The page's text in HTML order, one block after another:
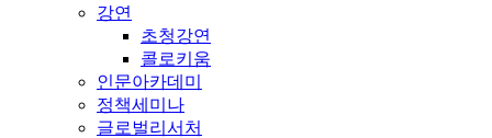
강연
초청강연
콜로키움
인문아카데미
정책세미나
글로벌리서처